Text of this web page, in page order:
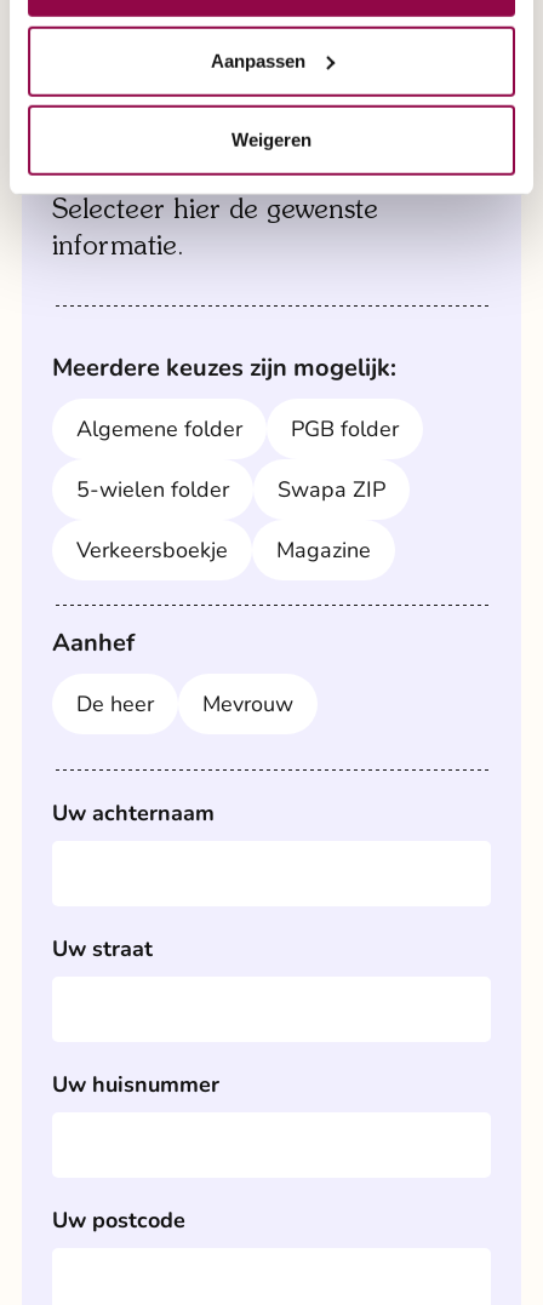
Aanpassen
Weigeren
maakt. Onze deskundige medewerkers brengen
de scootmobiel naar u toe en zorgen ervoor dat
alles klaarstaat voor een grondige test.
Maak direct een afspraak via 0800 2020 of
maak direct een afspraak via formulier '
afspraak aan huis'.
brochure aanvragen
Een brochure aanvragen?
Selecteer hier de gewenste
informatie.
Meerdere keuzes zijn mogelijk:
Algemene folder PGB folder
5-wielen folder Swapa ZIP
Verkeersboekje Magazine
Aanhef
De heer Mevrouw
Uw achternaam
Uw straat
Uw huisnummer
Uw postcode